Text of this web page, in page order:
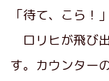
「待て、こら！」
ロリヒが飛び
す。カウンター